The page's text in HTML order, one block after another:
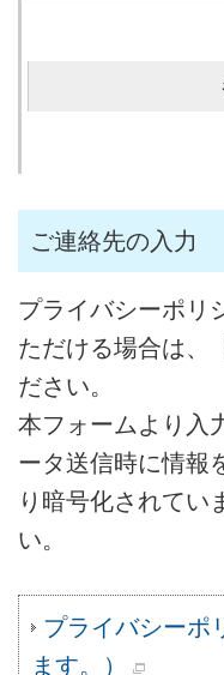
ご連絡先の入力
プライバシーポリ
ただける場合は、
ださい。
本フォームより入
ータ送信時に情報
り暗号化されてい
い。
プライバシーポ
ます。）